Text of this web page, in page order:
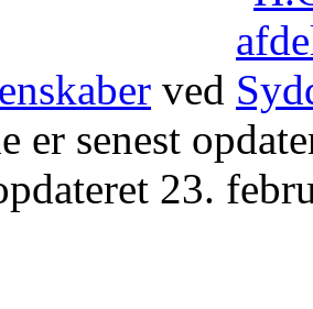
ved
er senest
23.